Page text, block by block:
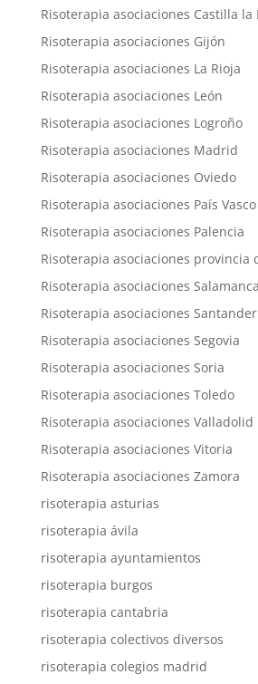
Risoterapia asociaciones Castilla la
Risoterapia asociaciones Gijón
Risoterapia asociaciones La Rioja
Risoterapia asociaciones León
Risoterapia asociaciones Logroño
Risoterapia asociaciones Madrid
Risoterapia asociaciones Oviedo
Risoterapia asociaciones País Vasco
Risoterapia asociaciones Palencia
Risoterapia asociaciones provincia
Risoterapia asociaciones Salamanca
Risoterapia asociaciones Santander
Risoterapia asociaciones Segovia
Risoterapia asociaciones Soria
Risoterapia asociaciones Toledo
Risoterapia asociaciones Valladolid
Risoterapia asociaciones Vitoria
Risoterapia asociaciones Zamora
risoterapia asturias
risoterapia ávila
risoterapia ayuntamientos
risoterapia burgos
risoterapia cantabria
risoterapia colectivos diversos
risoterapia colegios madrid